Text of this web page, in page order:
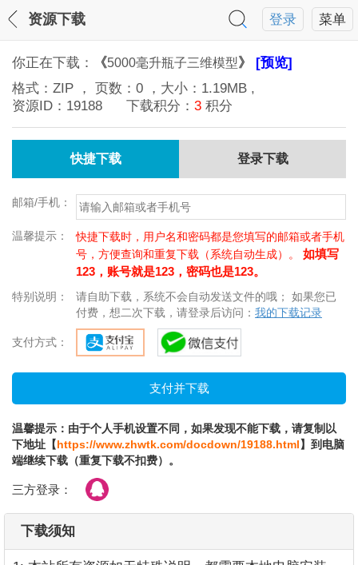
菜单
登录
资源下载
你正在下载： 《5000毫升瓶子三维模型》 [预览]
格式： ZIP ， 页数： 0 ，大小： 1.19MB ,
资源ID： 19188 下载积分： 3 积分
快捷下载 登录下载
邮箱/手机：
温馨提示：
快捷下载时，用户名和密码都是您填写的邮箱或者手机
号，方便查询和重复下载（系统自动生成）。 如填写
123，账号就是123，密码也是123。
特别说明：
请自助下载，系统不会自动发送文件的哦； 如果您已
付费，想二次下载，请登录后访问： 我的下载记录
支付方式：
温馨提示：由于个人手机设置不同，如果发现不能下载，请复制以
下地址【https://www.zhwtk.com/docdown/19188.html】到电脑
端继续下载（重复下载不扣费）。
三方登录：
下载须知